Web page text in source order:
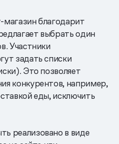
благодарит
выбрать один
Участники
задать списки
Это позволяет
конкурентов, например,
еды, исключить
реализовано в виде